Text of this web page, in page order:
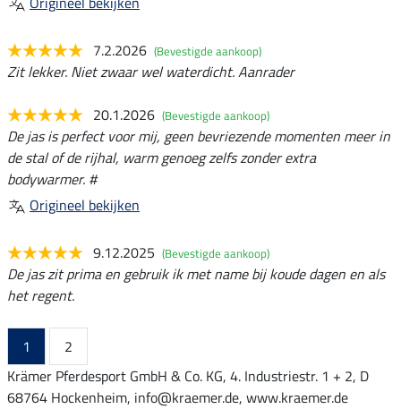
7.2.2026 (Bevestigde aankoop)
Zit lekker. Niet zwaar wel waterdicht. Aanrader
20.1.2026 (Bevestigde aankoop)
De jas is perfect voor mij, geen bevriezende momenten meer in
de stal of de rijhal, warm genoeg zelfs zonder extra
bodywarmer. #
Origineel bekijken
9.12.2025 (Bevestigde aankoop)
De jas zit prima en gebruik ik met name bij koude dagen en als
het regent.
1
2
Krämer Pferdesport GmbH & Co. KG, 4. Industriestr. 1 + 2, D
68764 Hockenheim, info@kraemer.de, www.kraemer.de